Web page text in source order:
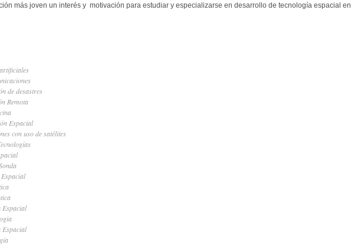
más joven un interés y motivación para estudiar y especializarse en desarrollo de tecnología espacial en
de desastres
Remota
Espacial
con uso de satélites
Espacial
Espacial
Espacial